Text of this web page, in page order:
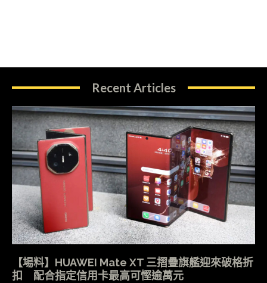
Recent Articles
【場料】HUAWEI Mate XT 三摺疊旗艦迎來破格折
扣 配合指定信用卡最高可慳逾萬元